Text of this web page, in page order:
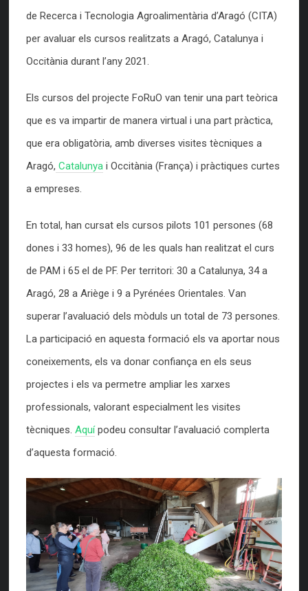
de Recerca i Tecnologia Agroalimentària d’Aragó (CITA)
per avaluar els cursos realitzats a Aragó, Catalunya i
Occitània durant l’any 2021.
Els cursos del projecte FoRuO van tenir una part teòrica
que es va impartir de manera virtual i una part pràctica,
que era obligatòria, amb diverses visites tècniques a
Aragó, Catalunya i Occitània (França) i pràctiques curtes
a empreses.
En total, han cursat els cursos pilots 101 persones (68
dones i 33 homes), 96 de les quals han realitzat el curs
de PAM i 65 el de PF. Per territori: 30 a Catalunya, 34 a
Aragó, 28 a Ariège i 9 a Pyrénées Orientales. Van
superar l’avaluació dels mòduls un total de 73 persones.
La participació en aquesta formació els va aportar nous
coneixements, els va donar confiança en els seus
projectes i els va permetre ampliar les xarxes
professionals, valorant especialment les visites
tècniques. Aquípodeu consultar l’avaluació complerta
d’aquesta formació.